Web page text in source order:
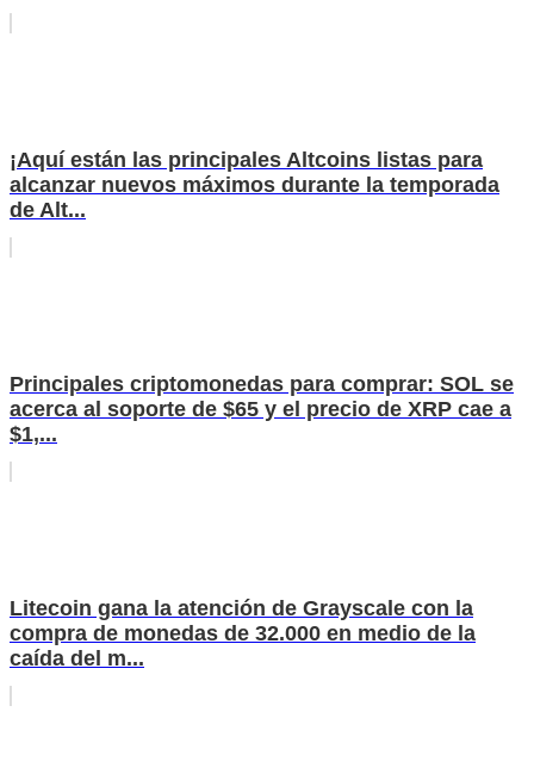
¡Aquí están las principales Altcoins listas para
alcanzar nuevos máximos durante la temporada
de Alt...
Principales criptomonedas para comprar: SOL se
acerca al soporte de $65 y el precio de XRP cae a
$1,...
Litecoin gana la atención de Grayscale con la
compra de monedas de 32.000 en medio de la
caída del m...